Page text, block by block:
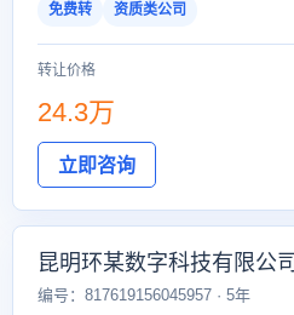
免费转 资质类公司
转让价格
24.3万
立即咨询
昆明环某数字科技有限公司
编号：817619156045957 · 5年